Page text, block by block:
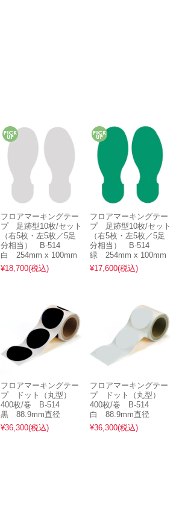
フロアマーキングテー
プ 足跡型10枚/セット
（右5枚・左5枚／5足
分相当） B-514
白 254mm x 100mm
¥18,700(税込)
フロアマーキングテー
プ 足跡型10枚/セット
（右5枚・左5枚／5足
分相当） B-514
緑 254mm x 100mm
¥17,600(税込)
フロアマーキングテー
プ ドット（丸型）
400枚/巻 B-514
黒 88.9mm直径
¥36,300(税込)
フロアマーキングテー
プ ドット（丸型）
400枚/巻 B-514
白 88.9mm直径
¥36,300(税込)